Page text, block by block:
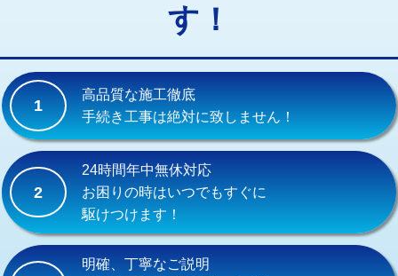
交換・取付(単水栓（壁付・デッキ
式）)
13,200円+材料費
交換・取付(混合水栓（壁付・デッキ
式・ワンホール）)
16,500円+材料費
交換・取付(排水栓・排水トラップ
（P/S/ポップアップ））
交換・取付（その他部品）
持込商品取付（単水栓）
す！
1
高品質な施工徹底
手続き工事は絶対に致しません！
2
24時間年中無休対応
お困りの時はいつでもすぐに
駆けつけます！
明確、丁寧なご説明